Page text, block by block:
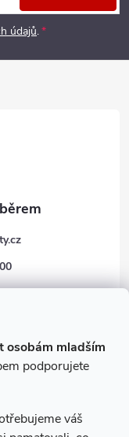
osobám mladším
podporujete
váš
údajů.